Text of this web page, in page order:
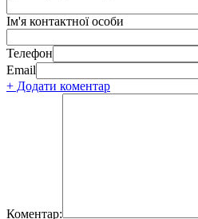
Ім'я контактної особи
Телефон
Email
+ Додати коментар
Коментар: